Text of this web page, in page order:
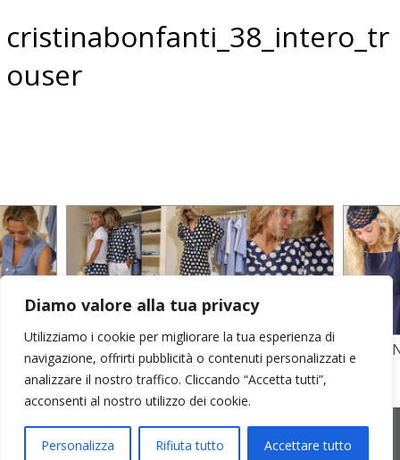
Diamo valore alla tua privacy
Utilizziamo i cookie per migliorare la tua esperienza di
navigazione, offrirti pubblicità o contenuti personalizzati e
analizzare il nostro traffico. Cliccando “Accetta tutti”,
acconsenti al nostro utilizzo dei cookie.
Personalizza Rifiuta tutto Accettare tutto
cristinabonfanti_38_intero_tr
ouser
STAMPA SU CREPE SETA E POPELINE
COTONE
GARZA
Bernareggio MB | sede legale: via Duca degli Abruzzi 7/A, 20871
Vimercate MB | r.e.a.: MB-2559099 | C.F / P.IVA IT10810090968 |